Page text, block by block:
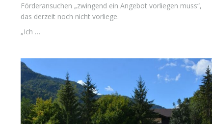
Förderansuchen „zwingend ein Angebot vorliegen muss“,
das derzeit noch nicht vorliege.
„Ich …